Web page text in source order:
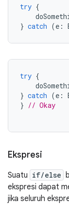
try {
} catch (e :
try {
} catch (e :
} // Okay
Ekspresi
Suatu if/else
ekspresi dapat
jika seluruh